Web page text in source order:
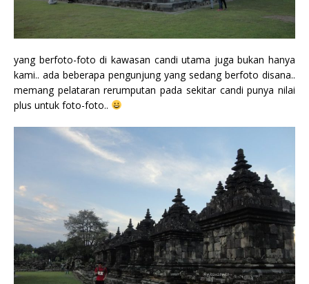
yang berfoto-foto di kawasan candi utama juga bukan hanya
kami.. ada beberapa pengunjung yang sedang berfoto disana..
memang pelataran rerumputan pada sekitar candi punya nilai
plus untuk foto-foto..